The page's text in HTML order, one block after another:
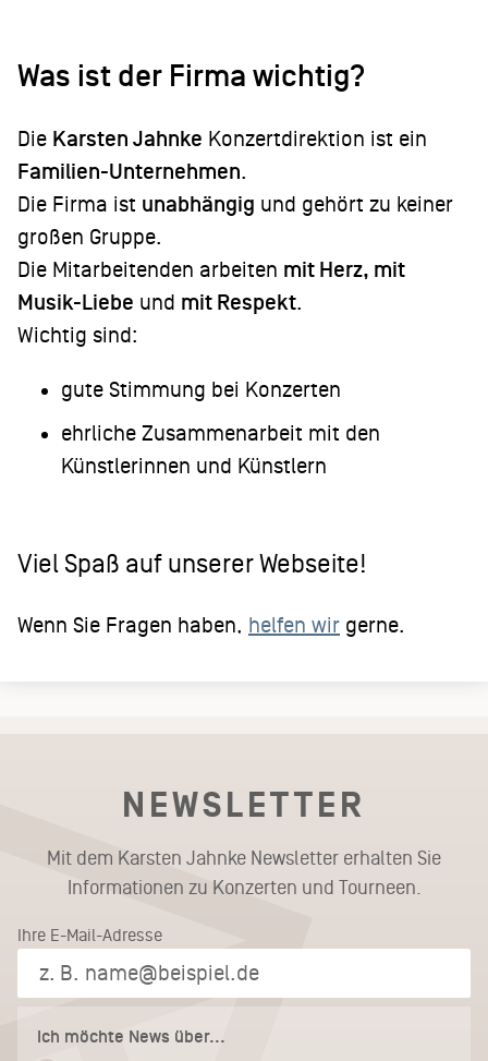
Was ist der Firma wichtig?
Die Karsten Jahnke Konzertdirektion ist ein
Familien-Unternehmen.
Die Firma ist unabhängig und gehört zu keiner
großen Gruppe.
Die Mitarbeitenden arbeiten mit Herz, mit
Musik-Liebe und mit Respekt.
Wichtig sind:
gute Stimmung bei Konzerten
ehrliche Zusammenarbeit mit den
Künstlerinnen und Künstlern
Viel Spaß auf unserer Webseite!
Wenn Sie Fragen haben, helfen wir gerne.
NEWSLETTER
Mit dem Karsten Jahnke Newsletter erhalten Sie
Informationen zu Konzerten und Tourneen.
Ihre E-Mail-Adresse
Ich möchte News über...